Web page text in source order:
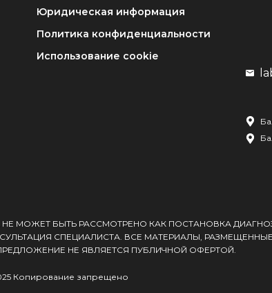
Юридическая информация
Политика конфиденциальности
Использование cookie
МОЖЕТ БЫТЬ РАССМОТРЕНО КАК ПОСТАНОВКА
СПЕЦИАЛИСТА. ВСЕ МАТЕРИАЛЫ,
НЕ ЯВЛЯЕТСЯ ПУБЛИЧНОЙ ОФЕРТОЙ.
Копирование запрещено